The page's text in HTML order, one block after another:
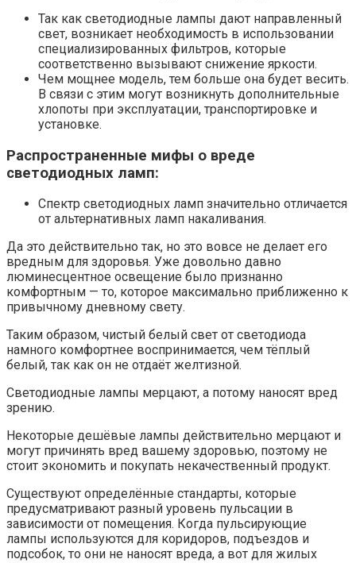
Так как светодиодные лампы дают направленный
свет, возникает необходимость в использовании
специализированных фильтров, которые
соответственно вызывают снижение яркости.
Чем мощнее модель, тем больше она будет весить.
В связи с этим могут возникнуть дополнительные
хлопоты при эксплуатации, транспортировке и
установке.
Распространенные мифы о вреде
светодиодных ламп:
Спектр светодиодных ламп значительно отличается
от альтернативных ламп накаливания.
Да это действительно так, но это вовсе не делает его
вредным для здоровья. Уже довольно давно
люминесцентное освещение было признанно
комфортным — то, которое максимально приближенно к
привычному дневному свету.
Таким образом, чистый белый свет от светодиода
намного комфортнее воспринимается, чем тёплый
белый, так как он не отдаёт желтизной.
Светодиодные лампы мерцают, а потому наносят вред
зрению.
Некоторые дешёвые лампы действительно мерцают и
могут причинять вред вашему здоровью, поэтому не
стоит экономить и покупать некачественный продукт.
Существуют определённые стандарты, которые
предусматривают разный уровень пульсации в
зависимости от помещения. Когда пульсирующие
лампы используются для коридоров, подъездов и
подсобок, то они не наносят вреда, а вот для жилых